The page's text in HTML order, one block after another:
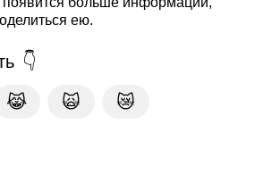
ею.
😹 🙀 😿